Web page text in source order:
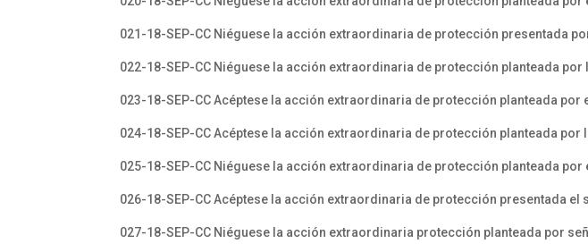
021-18-SEP-CC Niéguese la acción extraordinaria de protección presentada
022-18-SEP-CC Niéguese la acción extraordinaria de protección planteada
023-18-SEP-CC Acéptese la acción extraordinaria de protección planteada
024-18-SEP-CC Acéptese la acción extraordinaria de protección planteada
025-18-SEP-CC Niéguese la acción extraordinaria de protección planteada
026-18-SEP-CC Acéptese la acción extraordinaria de protección presentada
027-18-SEP-CC Niéguese la acción extraordinaria protección planteada por